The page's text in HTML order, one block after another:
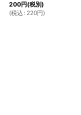
200円(税別)
(税込 : 220円)